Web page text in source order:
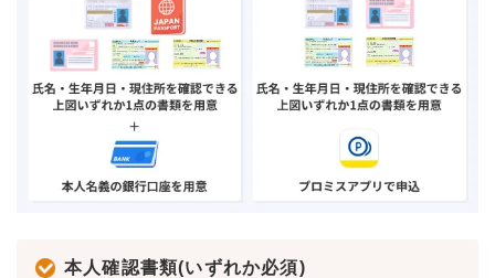
本人確認書類(いずれか必須)